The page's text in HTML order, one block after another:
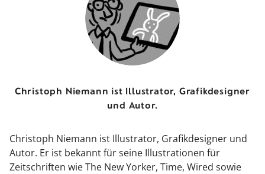
Christoph Niemann ist Illustrator, Grafikdesigner
und Autor.
Christoph Niemann ist Illustrator, Grafikdesigner und
Autor. Er ist bekannt für seine Illustrationen für
Zeitschriften wie The New Yorker, Time, Wired sowie